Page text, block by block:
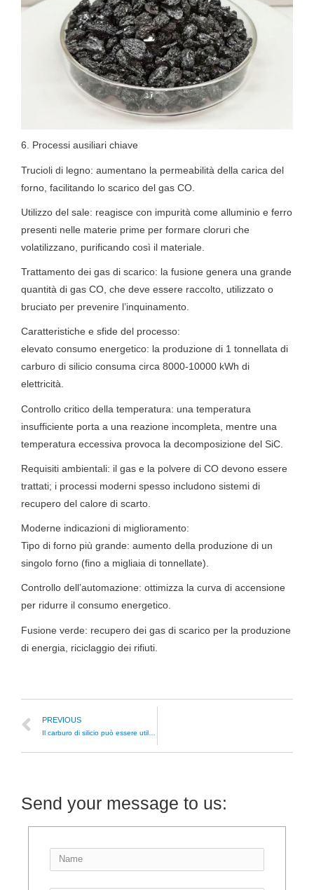
6. Processi ausiliari chiave
Trucioli di legno: aumentano la permeabilità della carica del
forno, facilitando lo scarico del gas CO.
Utilizzo del sale: reagisce con impurità come alluminio e ferro
presenti nelle materie prime per formare cloruri che
volatilizzano, purificando così il materiale.
Trattamento dei gas di scarico: la fusione genera una grande
quantità di gas CO, che deve essere raccolto, utilizzato o
bruciato per prevenire l’inquinamento.
Caratteristiche e sfide del processo:
elevato consumo energetico: la produzione di 1 tonnellata di
carburo di silicio consuma circa 8000-10000 kWh di
elettricità.
Controllo critico della temperatura: una temperatura
insufficiente porta a una reazione incompleta, mentre una
temperatura eccessiva provoca la decomposizione del SiC.
Requisiti ambientali: il gas e la polvere di CO devono essere
trattati; i processi moderni spesso includono sistemi di
recupero del calore di scarto.
Moderne indicazioni di miglioramento:
Tipo di forno più grande: aumento della produzione di un
singolo forno (fino a migliaia di tonnellate).
Controllo dell’automazione: ottimizza la curva di accensione
per ridurre il consumo energetico.
Fusione verde: recupero dei gas di scarico per la produzione
di energia, riciclaggio dei rifiuti.
PREVIOUS
Send your message to us: